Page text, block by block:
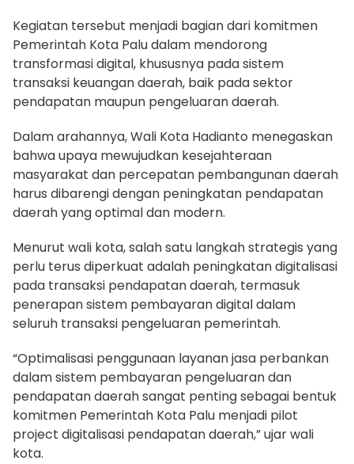
Kegiatan tersebut menjadi bagian dari komitmen
Pemerintah Kota Palu dalam mendorong
transformasi digital, khususnya pada sistem
transaksi keuangan daerah, baik pada sektor
pendapatan maupun pengeluaran daerah.
Dalam arahannya, Wali Kota Hadianto menegaskan
bahwa upaya mewujudkan kesejahteraan
masyarakat dan percepatan pembangunan daerah
harus dibarengi dengan peningkatan pendapatan
daerah yang optimal dan modern.
Menurut wali kota, salah satu langkah strategis yang
perlu terus diperkuat adalah peningkatan digitalisasi
pada transaksi pendapatan daerah, termasuk
penerapan sistem pembayaran digital dalam
seluruh transaksi pengeluaran pemerintah.
“Optimalisasi penggunaan layanan jasa perbankan
dalam sistem pembayaran pengeluaran dan
pendapatan daerah sangat penting sebagai bentuk
komitmen Pemerintah Kota Palu menjadi pilot
project digitalisasi pendapatan daerah,” ujar wali
kota.